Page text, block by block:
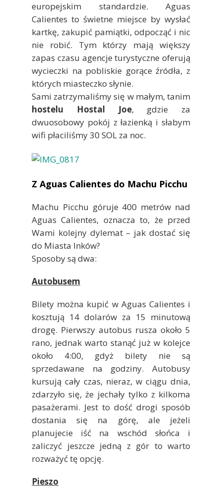
europejskim standardzie. Aguas
Calientes to świetne miejsce by wysłać
kartkę, zakupić pamiątki, odpocząć i nic
nie robić. Tym którzy mają większy
zapas czasu agencje turystyczne oferują
wycieczki na pobliskie gorące źródła, z
których miasteczko słynie.
Sami zatrzymaliśmy się w małym, tanim
hostelu Hostal Joe, gdzie za
dwuosobowy pokój z łazienką i słabym
wifi płaciliśmy 30 SOL za noc.
Z Aguas Calientes do Machu Picchu
Machu Picchu góruje 400 metrów nad
Aguas Calientes, oznacza to, że przed
Wami kolejny dylemat – jak dostać się
do Miasta Inków?
Sposoby są dwa:
Autobusem
Bilety można kupić w Aguas Calientes i
kosztują 14 dolarów za 15 minutową
drogę. Pierwszy autobus rusza około 5
rano, jednak warto stanąć już w kolejce
około 4:00, gdyż bilety nie są
sprzedawane na godziny. Autobusy
kursują cały czas, nieraz, w ciągu dnia,
zdarzyło się, że jechały tylko z kilkoma
pasażerami. Jest to dość drogi sposób
dostania się na górę, ale jeżeli
planujecie iść na wschód słońca i
zaliczyć jeszcze jedną z gór to warto
rozważyć tę opcję.
Pieszo